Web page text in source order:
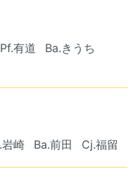
Pf.有道
Ba.きうち
岩崎 Ba.前田 Cj.福留